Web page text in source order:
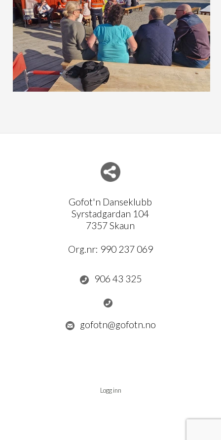
Gofot'n Danseklubb
Syrstadgardan 104
7357 Skaun
Org.nr: 990 237 069
906 43 325
gofotn@gofotn.no
Logg inn